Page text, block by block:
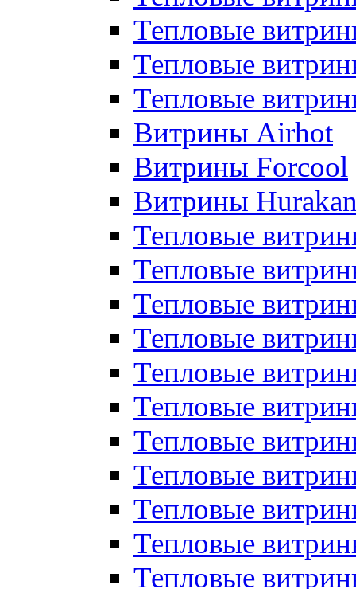
Тепловые
Тепловые
Тепловые
Витрины Airhot
Витрины Forcool
Витрины
Тепловые
Тепловые
Тепловые
Тепловые
Тепловые
Тепловые
Тепловые
Тепловые
Тепловые
Тепловые
Тепловые